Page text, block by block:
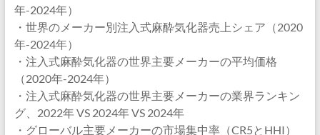
年-2024年）
・世界のメーカー別注入式麻酔気化器売上シェア（2020
年-2024年）
・注入式麻酔気化器の世界主要メーカーの平均価格
（2020年-2024年）
・注入式麻酔気化器の世界主要メーカーの業界ランキン
グ、2022年 VS 2024年 VS 2024年
・グローバル主要メーカーの市場集中率（CR5とHHI）